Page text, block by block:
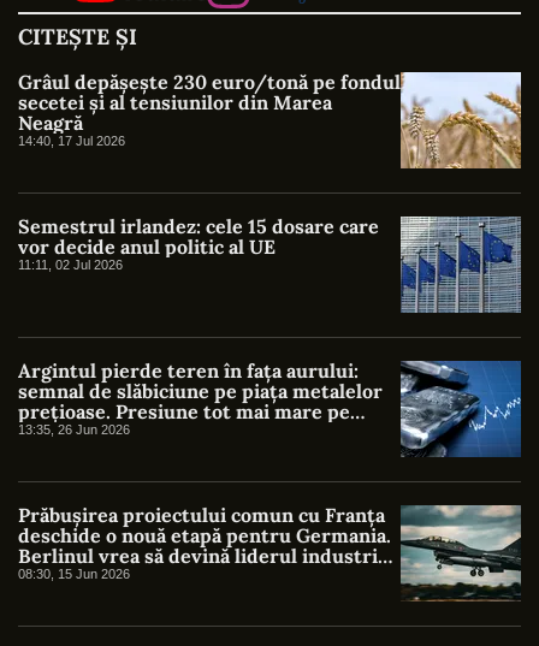
CITEȘTE ȘI
Grâul depășește 230 euro/tonă pe fondul
secetei și al tensiunilor din Marea
Neagră
14:40, 17 Jul 2026
Semestrul irlandez: cele 15 dosare care
vor decide anul politic al UE
11:11, 02 Jul 2026
Argintul pierde teren în fața aurului:
semnal de slăbiciune pe piața metalelor
prețioase. Presiune tot mai mare pe
argint după maximele din ianuarie
13:35, 26 Jun 2026
Prăbușirea proiectului comun cu Franța
deschide o nouă etapă pentru Germania.
Berlinul vrea să devină liderul industriei
aerospațiale europene. Ce ar trebui să
08:30, 15 Jun 2026